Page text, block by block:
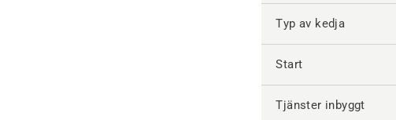
Typ av kedja
Start
Tjänster inbyggt